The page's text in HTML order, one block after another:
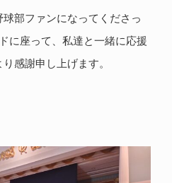
部ファンになってくださっ
に座って、私達と一緒に応援
感謝申し上げます。